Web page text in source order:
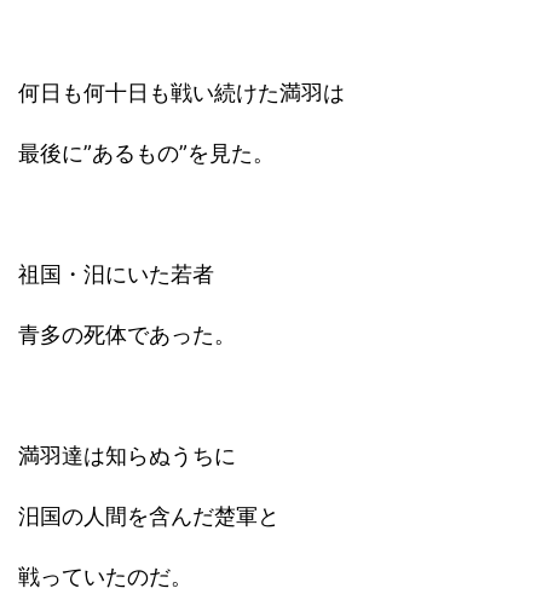
何日も何十日も戦い続けた満羽は
最後に”あるもの”を見た。
祖国・汨にいた若者
青多の死体であった。
満羽達は知らぬうちに
汨国の人間を含んだ楚軍と
戦っていたのだ。